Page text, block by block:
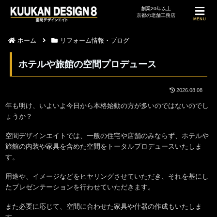
ホーム リフォーム情報・ブログ
ホテルや旅館の空間プロデュース
2026.08.08
年も明け、いよいよ今日から本格始動の方が多いのではないのでし
ょうか？
空間デザインエイトでは、一般の住宅や店舗のみならず、ホテルや
旅館の内装や家具を含めた空間をトータルプロデュースいたしま
す。
用途や、イメージなどをヒヤリングさせていただき、それを基にし
たプレゼンテーションを行わせていただきます。
また必要に応じて、空間に合わせた家具や什器の作成もいたしま
MENU